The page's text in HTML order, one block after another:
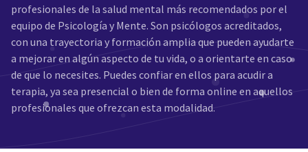
profesionales de la salud mental más recomendados por el
equipo de Psicología y Mente. Son psicólogos acreditados,
con una trayectoria y formación amplia que pueden ayudarte
a mejorar en algún aspecto de tu vida, o a orientarte en caso
de que lo necesites. Puedes confiar en ellos para acudir a
terapia, ya sea presencial o bien de forma online en aquellos
profesionales que ofrezcan esta modalidad.